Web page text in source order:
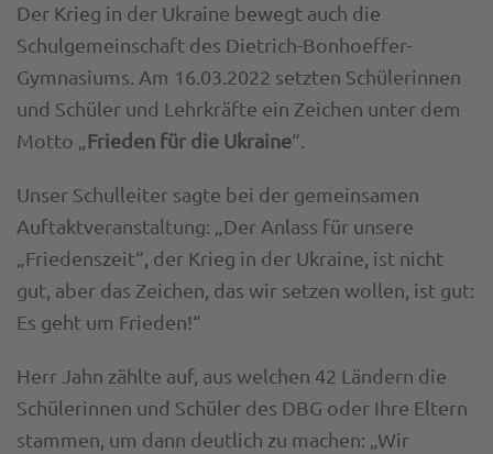
Der Krieg in der Ukraine bewegt auch die
Schulgemeinschaft des Dietrich-Bonhoeffer-
Gymnasiums. Am 16.03.2022 setzten Schülerinnen
und Schüler und Lehrkräfte ein Zeichen unter dem
Motto „ Frieden für die Ukraine“.
Unser Schulleiter sagte bei der gemeinsamen
Auftaktveranstaltung: „Der Anlass für unsere
„Friedenszeit“, der Krieg in der Ukraine, ist nicht
gut, aber das Zeichen, das wir setzen wollen, ist gut:
Es geht um Frieden!“
Herr Jahn zählte auf, aus welchen 42 Ländern die
Schülerinnen und Schüler des DBG oder Ihre Eltern
stammen, um dann deutlich zu machen: „Wir